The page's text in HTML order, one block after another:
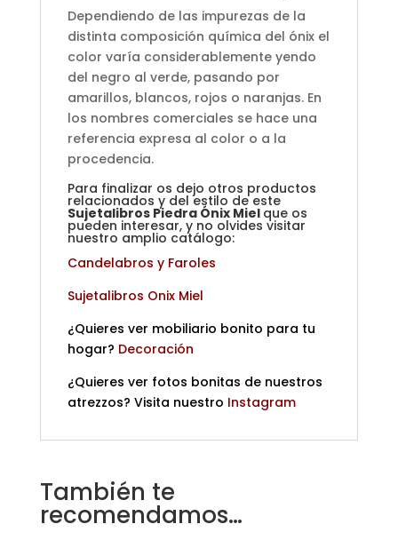
Dependiendo de las impurezas de la
distinta composición química del ónix el
color varía considerablemente yendo
del negro al verde, pasando por
amarillos, blancos, rojos o naranjas. En
los nombres comerciales se hace una
referencia expresa al color o a la
procedencia.
Para finalizar os dejo otros productos
relacionados y del estilo de este
Sujetalibros Piedra Ónix Miel que os
pueden interesar, y no olvides visitar
nuestro amplio catálogo:
Candelabros y Faroles
Sujetalibros Onix Miel
¿Quieres ver mobiliario bonito para tu
hogar? Decoración
¿Quieres ver fotos bonitas de nuestros
atrezzos? Visita nuestro Instagram
También te
recomendamos…